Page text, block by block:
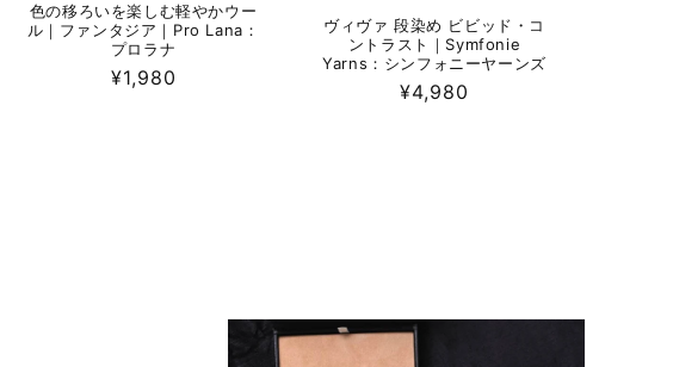
色の移ろいを楽しむ軽やかウー
ル｜ファンタジア｜Pro Lana：
プロラナ
通
¥1,980
ヴィヴァ 段染め ビビッド・コ
ントラスト｜Symfonie
Yarns：シンフォニーヤーンズ
通
¥4,980